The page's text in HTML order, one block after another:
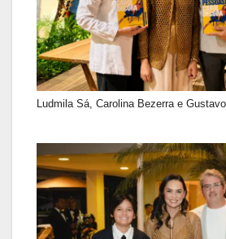
Ludmila Sá, Carolina Bezerra e